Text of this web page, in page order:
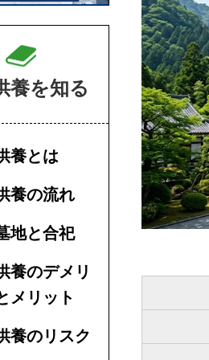
養を知る
養とは
養の流れ
地と合祀
養のデメリ
メリット
養のリスク